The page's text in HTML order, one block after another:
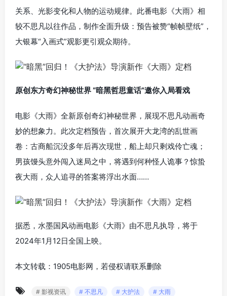
关系、光影变化和人物的运动规律。此番电影《大雨》相
较不思凡以往作品，制作全面升级：预告被赞“帧帧壁纸”，
大银幕“入画式”观影更引观众期待。
原创东方奇幻神秘世界 “暗黑哲思童话”邀你入局看戏
电影《大雨》全新原创奇幻神秘世界，展现不思凡动画奇
妙的想象力。此次定档预告，首次展开大龙湾的乱世画
卷：古商船沉没多年后再次现世，船上却只剩戏伶亡魂；
男孩馒头意外闯入迷局之中，将遇到何种怪人诡事？惊蛰
夜大雨，众人追寻的答案将浮出水面……
据悉，水墨国风动画电影《大雨》由不思凡执导，将于
2024年1月12日全国上映。
本文转载：1905电影网，若侵权请联系删除
# 影视资讯 # 不思凡 # 大护法 # 大雨